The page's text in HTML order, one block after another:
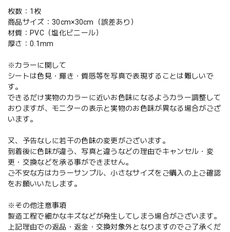
枚数：1枚
商品サイズ：30cm×30cm（誤差あり）
材質：PVC（塩化ビニール）
厚さ：0.1mm
※カラーに関して
シートは色見・輝き・質感等を写真で表現することは難しいで
す。
できるだけ実物のカラーに近いお色味になるようカラー調整して
おりますが、モニターの表示と実物のお色味が異なる場合がござ
います。
又、予告なしに若干の色味の変更がございます。
到着後に色味が違う、写真と違うなどの理由でキャンセル・変
更・交換などを承る事ができません。
ご不安な方はカラーサンプル、小さなサイズをご購入の上ご確認
をお願いいたします。
※その他注意事項
製造工程で細かなキズなどが発生してしまう場合がございます。
上記理由での返品・返金・交換対象外となりますのでご了承くだ